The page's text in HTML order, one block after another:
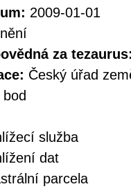
2009-01-01
za
Český úřad
služba
dat
parcela